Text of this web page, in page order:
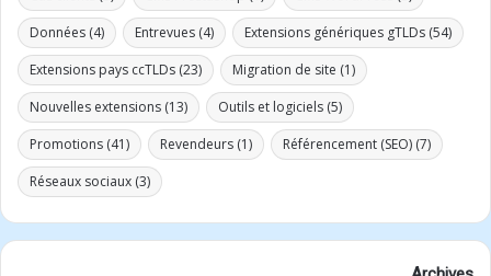
Données (4) Entrevues (4) Extensions génériques gTLDs (54)
Extensions pays ccTLDs (23) Migration de site (1)
Nouvelles extensions (13) Outils et logiciels (5)
Promotions (41) Revendeurs (1) Référencement (SEO) (7)
Réseaux sociaux (3)